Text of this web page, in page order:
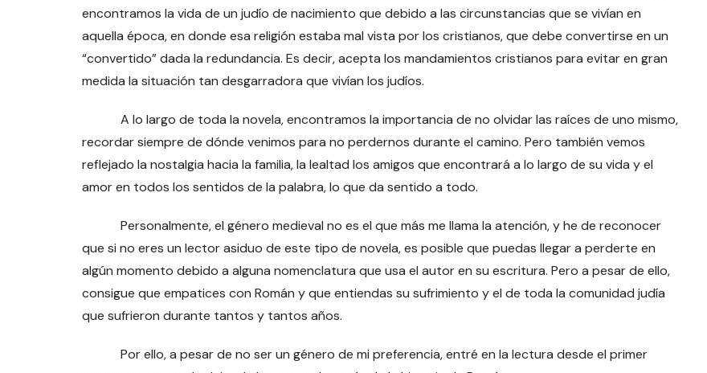
encontramos la vida de un judío de nacimiento que debido a las circunstancias que se vivían en
aquella época, en donde esa religión estaba mal vista por los cristianos, que debe convertirse en un
“convertido” dada la redundancia. Es decir, acepta los mandamientos cristianos para evitar en gran
medida la situación tan desgarradora que vivían los judíos.
A lo largo de toda la novela, encontramos la importancia de no olvidar las raíces de uno mismo,
recordar siempre de dónde venimos para no perdernos durante el camino. Pero también vemos
reflejado la nostalgia hacia la familia, la lealtad los amigos que encontrará a lo largo de su vida y el
amor en todos los sentidos de la palabra, lo que da sentido a todo.
Personalmente, el género medieval no es el que más me llama la atención, y he de reconocer
que si no eres un lector asiduo de este tipo de novela, es posible que puedas llegar a perderte en
algún momento debido a alguna nomenclatura que usa el autor en su escritura. Pero a pesar de ello,
consigue que empatices con Román y que entiendas su sufrimiento y el de toda la comunidad judía
que sufrieron durante tantos y tantos años.
Por ello, a pesar de no ser un género de mi preferencia, entré en la lectura desde el primer